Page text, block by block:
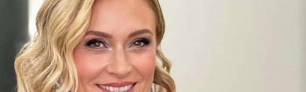
Bülent Şakrak ile 8 yıllık evliliğini geçen yıl bitirdikten
sonra Güçlü Mete ile aşk yaşayan Ceyda Düvenci,